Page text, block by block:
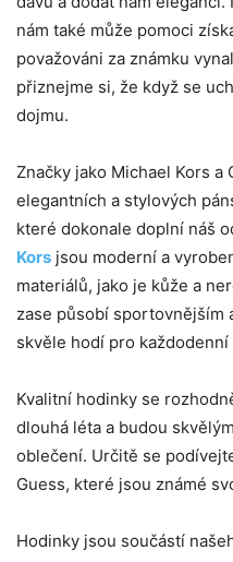
nám také může pomoci
považováni za známku
přiznejme si, že když se
dojmu.
Značky jako Michael Kors
elegantních a stylových
které dokonale doplní náš
Kors jsou moderní a
materiálů, jako je kůže a
zase působí sportovnějším
skvěle hodí pro každodenní
Kvalitní hodinky se
dlouhá léta a budou
oblečení. Určitě se
Guess, které jsou známé
Hodinky jsou součástí